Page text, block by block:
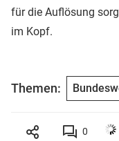
für die Auflösung
im Kopf.
Themen:
0